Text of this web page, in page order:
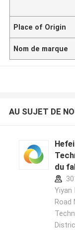
Place of Origin
Nom de marque
AU SUJET DE
du
Yiyan
Road